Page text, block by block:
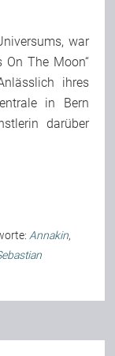
war
On The Moon“
ihres
in Bern
darüber
Annakin,